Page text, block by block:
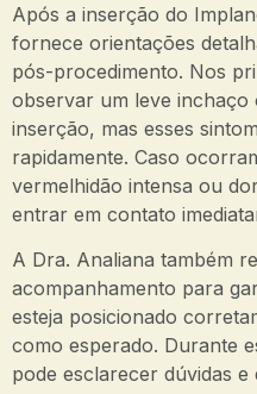
Após a inserção do
fornece orientações
pós-procedimento. Nos
observar um leve inchaço
inserção, mas esses
rapidamente. Caso
vermelhidão intensa ou
entrar em contato
A Dra. Analiana também
acompanhamento para
esteja posicionado
como esperado. Durante
pode esclarecer dúvidas e